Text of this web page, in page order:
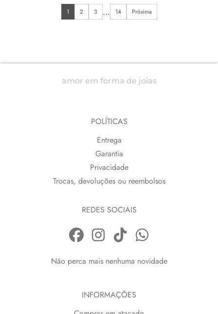
1 2 3 ... 14 Próxima
amor em forma de joias
POLÍTICAS
Entrega
Garantia
Privacidade
Trocas, devoluções ou reembolsos
REDES SOCIAIS
Não perca mais nenhuma novidade
INFORMAÇÕES